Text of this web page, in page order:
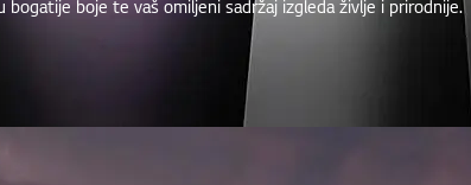
boje te vaš omiljeni sadržaj izgleda življe i prirodnije.